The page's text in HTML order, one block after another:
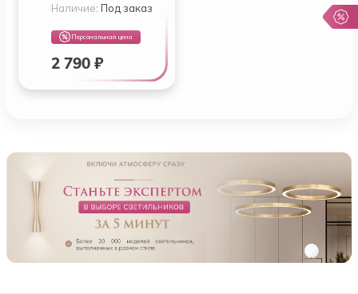
Наличие: Под заказ
Персональная цена
2 790 ₽